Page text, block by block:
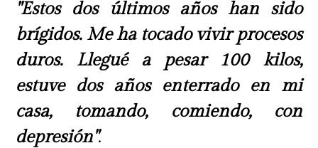
"Estos dos últimos años han sido
brígidos. Me ha tocado vivir procesos
duros. Llegué a pesar 100 kilos,
estuve dos años enterrado en mi
casa, tomando, comiendo, con
depresión".